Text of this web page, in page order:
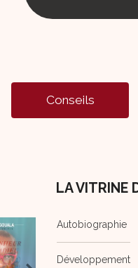
Conseils
LA VITRINE
Autobiographie
Développement